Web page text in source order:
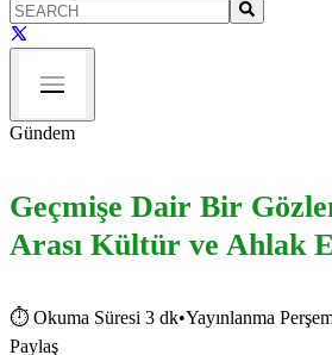
Gündem
Geçmişe Dair Bir
Arası Kültür ve Ahlak
⏱ Okuma Süresi 3 dk•Yayınlanma
Paylaş